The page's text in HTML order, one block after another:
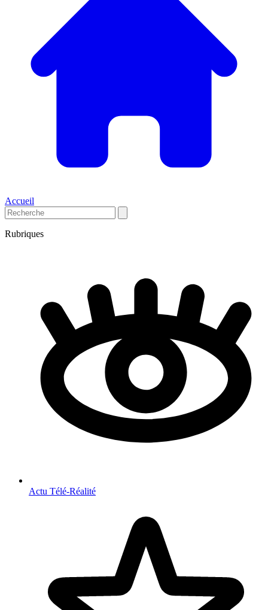
Accueil
Rubriques
Actu Télé-Réalité